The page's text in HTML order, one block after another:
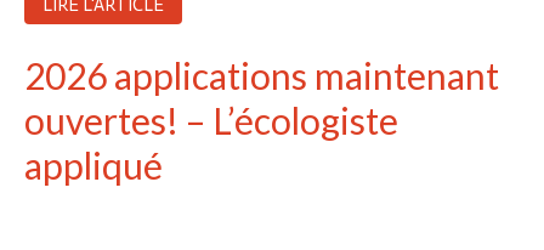
LIRE L'ARTICLE
2026 applications maintenant
ouvertes! – L’écologiste
appliqué